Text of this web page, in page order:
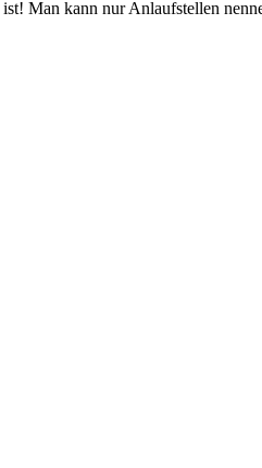
Man kann nur Anlaufstellen